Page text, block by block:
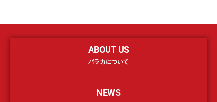
ABOUT US
バラカについて
NEWS